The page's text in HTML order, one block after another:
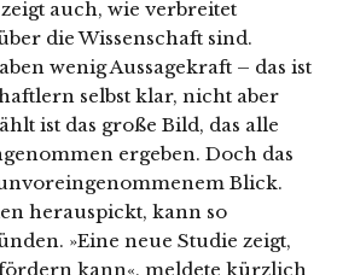
auch, wie verbreitet
die Wissenschaft sind.
wenig Aussagekraft – das ist
selbst klar, nicht aber
ist das große Bild, das alle
ergeben. Doch das
Blick.
herauspickt, kann so
»Eine neue Studie zeigt,
kann«, meldete kürzlich